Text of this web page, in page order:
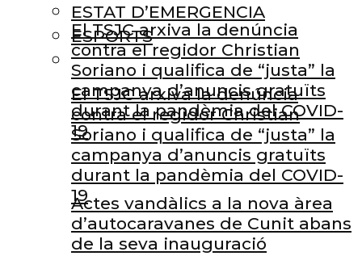
El TSJC arxiva la denúncia
contra el regidor Christian
Soriano i qualifica de “justa” la
campanya d’anuncis gratuïts
durant la pandèmia del COVID-
19
Actes vandàlics a la nova àrea
d’autocaravanes de Cunit abans
de la seva inauguració
ESTAT D’EMERGENCIA
ESPORTS
El TSJC arxiva la denúncia
contra el regidor Christian
Soriano i qualifica de “justa” la
campanya d’anuncis gratuïts
durant la pandèmia del COVID-
19